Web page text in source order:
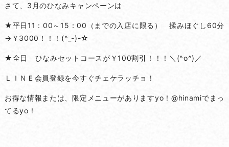
さて、3月のひなみキャンペーンは
★平日11：00～15：00（までの入店に限る） 揉みほぐし60分
→￥3000！！！(^_-)-☆
★全日 ひなみセットコースが￥100割引！！！＼(^o^)／
ＬＩＮＥ会員登録を今すぐチェケラッチョ！
お得な情報または、限定メニューがありますyo！@hinamiでまっ
てるyo！